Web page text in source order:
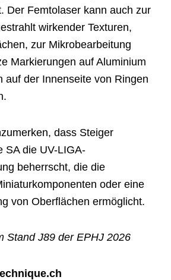
Der Femtolaser kann auch zur
wirkender Texturen,
zur Mikrobearbeitung
Markierungen auf Aluminium
auf der Innenseite von Ringen
dass Steiger
SA die UV-LIGA-
beherrscht, die die
oder eine
von Oberflächen ermöglicht.
Stand J89 der EPHJ 2026